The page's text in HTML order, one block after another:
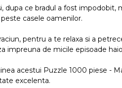
dupa ce bradul a fost impodobit,
casele oamenilor.
pentru a te relaxa si a
impreuna de micile episoade
acestui Puzzle 1000 piese -
excelenta.